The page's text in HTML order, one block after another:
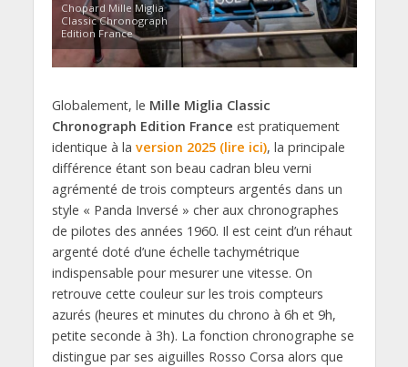
Chopard Mille Miglia
Classic Chronograph
Edition France
Globalement, le Mille Miglia Classic
Chronograph Edition France est pratiquement
identique à la version 2025 (lire ici), la principale
différence étant son beau cadran bleu verni
agrémenté de trois compteurs argentés dans un
style « Panda Inversé » cher aux chronographes
de pilotes des années 1960. Il est ceint d’un réhaut
argenté doté d’une échelle tachymétrique
indispensable pour mesurer une vitesse. On
retrouve cette couleur sur les trois compteurs
azurés (heures et minutes du chrono à 6h et 9h,
petite seconde à 3h). La fonction chronographe se
distingue par ses aiguilles Rosso Corsa alors que